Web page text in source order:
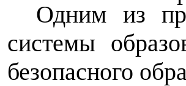
Одним из
системы
безопасного